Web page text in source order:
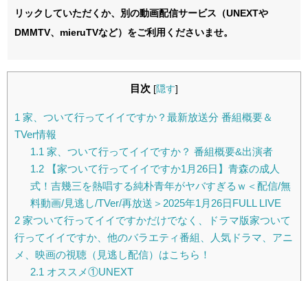
リックしていただくか、別の動画配信サービス（UNEXTや
DMMTV、mieruTVなど）をご利用くださいませ。
目次 [隠す]
1 家、ついて行ってイイですか？最新放送分 番組概要＆
TVer情報
1.1 家、ついて行ってイイですか？ 番組概要&出演者
1.2【家ついて行ってイイですか1月26日】青森の成人
式！吉幾三を熱唱する純朴青年がヤバすぎるｗ＜配信/無
料動画/見逃し/TVer/再放送＞2025年1月26日FULL LIVE
2 家ついて行ってイイですかだけでなく、ドラマ版家ついて
行ってイイですか、他のバラエティ番組、人気ドラマ、アニ
メ、映画の視聴（見逃し配信）はこちら！
2.1 オススメ①UNEXT